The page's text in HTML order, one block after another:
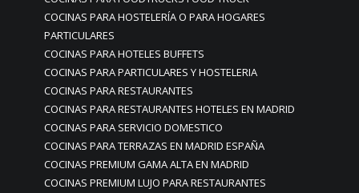
COCINAS PARA HOSTELERÍA O PARA HOGARES
PARTICULARES
COCINAS PARA HOTELES BUFFETS
COCINAS PARA PARTICULARES Y HOSTELERIA
COCINAS PARA RESTAURANTES
COCINAS PARA RESTAURANTES HOTELES EN MADRID
COCINAS PARA SERVICIO DOMESTICO
COCINAS PARA TERRAZAS EN MADRID ESPAÑA
COCINAS PREMIUM GAMA ALTA EN MADRID
COCINAS PREMIUM LUJO PARA RESTAURANTES